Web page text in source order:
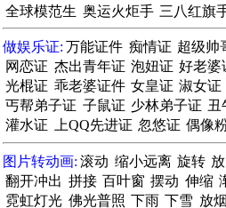
全球模范生 奥运火炬手 三八红旗
做娱乐证: 万能证件 痴情证 超级帅
网恋证 杰出青年证 泡妞证 好老婆
光棍证 乖老婆证件 女皇证 淑女证
丐帮弟子证 子鼠证 少林弟子证 丑
灌水证 上QQ先进证 忽悠证 偶像
图片转动画: 滚动 缩小远离 旋转
翻开冲出 拼接 百叶窗 摆动 伸缩
霓虹灯光 佛光普照 下雨 下雪 放